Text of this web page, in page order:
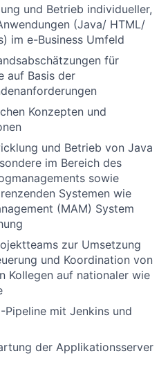
und Betrieb individueller,
(Java/ HTML/
im e-Business Umfeld
für
auf Basis der
Konzepten und
und Betrieb von Java
im Bereich des
sowie
Systemen wie
(MAM) System
zur Umsetzung
und Koordination von
Kollegen auf nationaler wie
Pipeline mit Jenkins und
der Applikationsserver